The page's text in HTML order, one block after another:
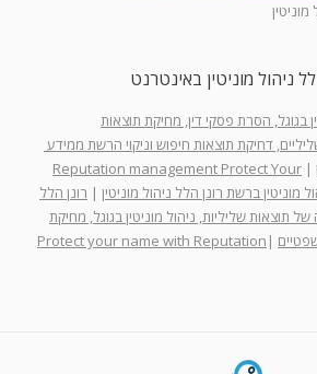
ניהול מוניטין באינטרנט
בגוגל, הסרת פסקי דין, מחיקת תוצאות
דחיקת תוצאות חיפוש וניקוי הרשת ממידע
|
Reputation management Protect Your
מוניטין ברשת רונן הלל ניהול מוניטין | רונן הלל
תוצאות שליליות, ניהול מוניטין בגוגל, מחיקת
|
Protect your name with Reputation